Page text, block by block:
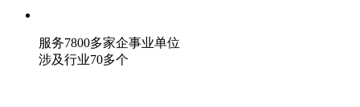
服务7800多家企事业单位
涉及行业70多个